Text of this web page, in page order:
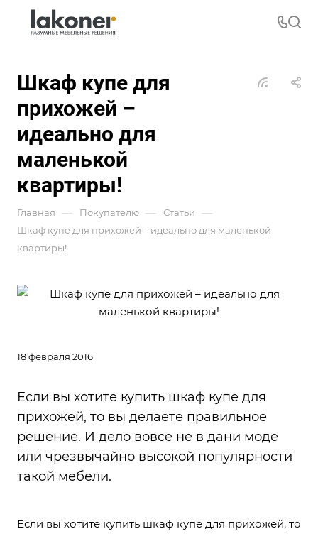
Шкаф купе для
прихожей –
идеально для
маленькой
квартиры!
Главная — Покупателю — Статьи —
Шкаф купе для прихожей – идеально для маленькой
квартиры!
18 февраля 2016
Если вы хотите купить шкаф купе для
прихожей, то вы делаете правильное
решение. И дело вовсе не в дани моде
или чрезвычайно высокой популярности
такой мебели.
Если вы хотите купить шкаф купе для прихожей, то